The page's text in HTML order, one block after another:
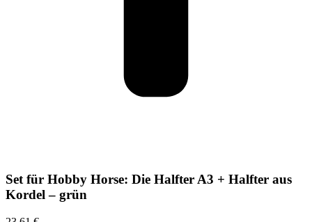
Set für Hobby Horse: Die Halfter A3 + Halfter aus
Kordel – grün